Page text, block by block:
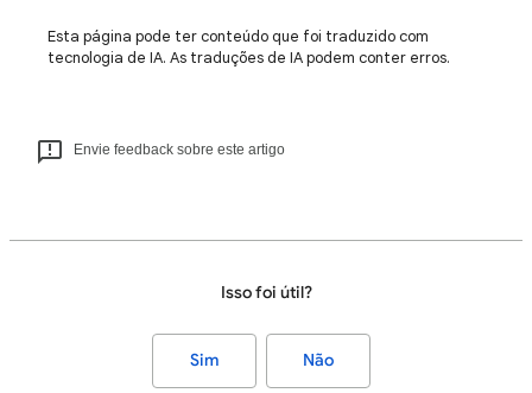
Esta página pode ter conteúdo que foi traduzido com
tecnologia de IA. As traduções de IA podem conter erros.
Envie feedback sobre este artigo
Isso foi útil?
Sim Não